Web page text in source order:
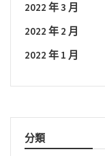
2022 年 3 月
2022 年 2 月
2022 年 1 月
分類